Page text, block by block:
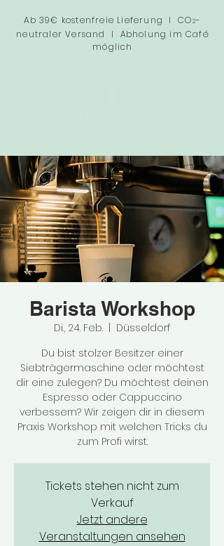
Ab 39€ kostenfreie Lieferung I CO2-
neutraler Versand I Abholung im Café
möglich
Barista Workshop
Di., 24. Feb.
Düsseldorf
Du bist stolzer Besitzer einer
Siebträgermaschine oder möchtest
dir eine zulegen? Du möchtest deinen
Espresso oder Cappuccino
verbessern? Wir zeigen dir in diesem
Praxis Workshop mit welchen Tricks du
zum Profi wirst.
Tickets stehen nicht zum
Verkauf
Jetzt andere
Veranstaltungen ansehen